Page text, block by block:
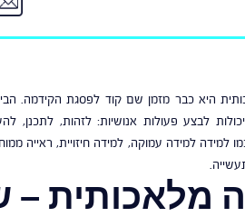
היא כבר מזמן שם קוד לפסגת הקידמה.
לבצע פעולות אנושיות: לזהות,
למידה למידה עמוקה, למידה חיזויית, ראייה
מלאכותית –